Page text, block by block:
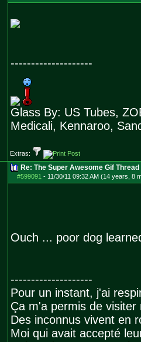
--------------------
Glass By: US Tubes,
Medicali, Kennaroo,
Extras:
Re: The Super Awesome Gif Thread
#599091 - 11/30/11 09:32 AM (14 years, 8
Ouch ... poor dog
--------------------
Pour un instant, j'ai
Ça m'a permis de visiter
Des inconnus vivent en
Moi qui avait accepté